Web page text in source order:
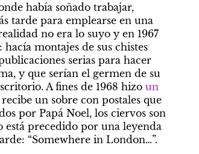
había soñado trabajar,
tarde para emplearse en una
no era lo suyo y en 1967
montajes de sus chistes
serias para hacer
y que serían el germen de su
A fines de 1968 hizo un
un sobre con postales que
por Papá Noel, los ciervos son
está precedido por una leyenda
“Somewhere in London…”.